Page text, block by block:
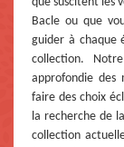
Bacle ou que
guider à chaque
collection.
approfondie des
faire des choix
la recherche de
collection